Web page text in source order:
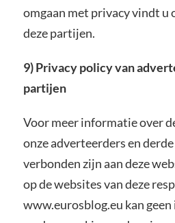
omgaan met privacy vindt u
deze partijen.
9) Privacy policy van
partijen
Voor meer informatie over
onze adverteerders en
verbonden zijn aan deze
op de websites van deze
www.eurosblog.eu kan